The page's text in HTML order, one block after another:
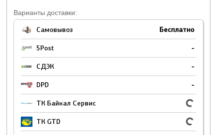
Варианты доставки:
Самовывоз Бесплатно
5Post -
СДЭК -
DPD -
ТК Байкал Сервис
ТК GTD